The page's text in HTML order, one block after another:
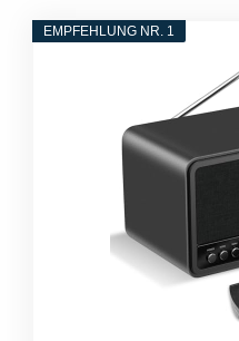
EMPFEHLUNG NR. 1